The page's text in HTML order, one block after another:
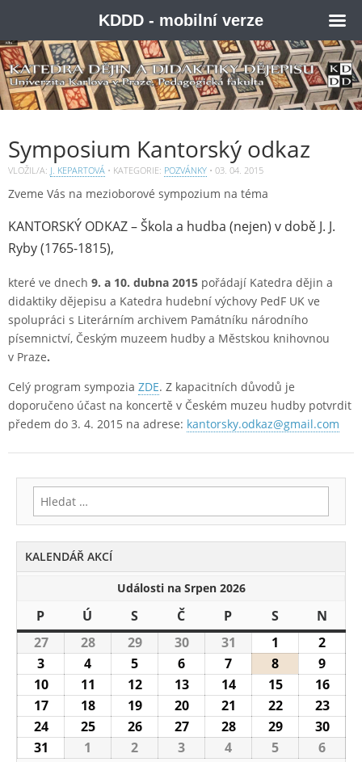
Symposium Kantorský odkaz
VLOŽIL/A: J. KEPARTOVÁ • KATEGORIE: POZVÁNKY • 03. 04. 2015
Zveme Vás na mezioborové sympozium na téma
KANTORSKÝ ODKAZ – Škola a hudba (nejen) v době J. J.
Ryby (1765-1815),
které ve dnech 9. a 10. dubna 2015 pořádají Katedra dějin a
didaktiky dějepisu a Katedra hudební výchovy PedF UK ve
spolupráci s Literárním archivem Památníku národního
písemnictví, Českým muzeem hudby a Městskou knihovnou
v Praze.
Celý program sympozia ZDE. Z kapacitních důvodů je
doporučeno účast na koncertě v Českém muzeu hudby potvrdit
předem do 3. 4. 2015 na adrese: kantorsky.odkaz@gmail.com
Vyhledávání
KALENDÁŘ AKCÍ
Události na Srpen 2026
P Pondělí
Ú SStředaČ Čtvrtek
P SSobotaN
2727.7.2026
2828.7.2026
2929.7.2026
3030.7.2026
31 31.7.2026
1 1.8.2026
2
3 3.8.2026
4 4.8.2026
5 5.8.2026
6 6.8.2026
7 7.8.2026
8 8.8.2026
9
1010.8.2026
11 11.8.2026
1212.8.2026
1313.8.2026
1414.8.2026
1515.8.2026
16
1717.8.2026
1818.8.2026
1919.8.2026
2020.8.2026
21 21.8.2026
2222.8.2026
23
2424.8.2026
2525.8.2026
2626.8.2026
2727.8.2026
2828.8.2026
2929.8.2026
30
31 31.8.2026
1 1.9.2026
2 2.9.2026
3 3.9.2026
4 4.9.2026
5 5.9.2026
6
KDDD - mobilní verze